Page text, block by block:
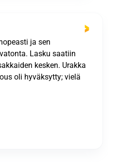
ja sen
Lasku saatiin
kesken. Urakka
oli hyväksytty; vielä